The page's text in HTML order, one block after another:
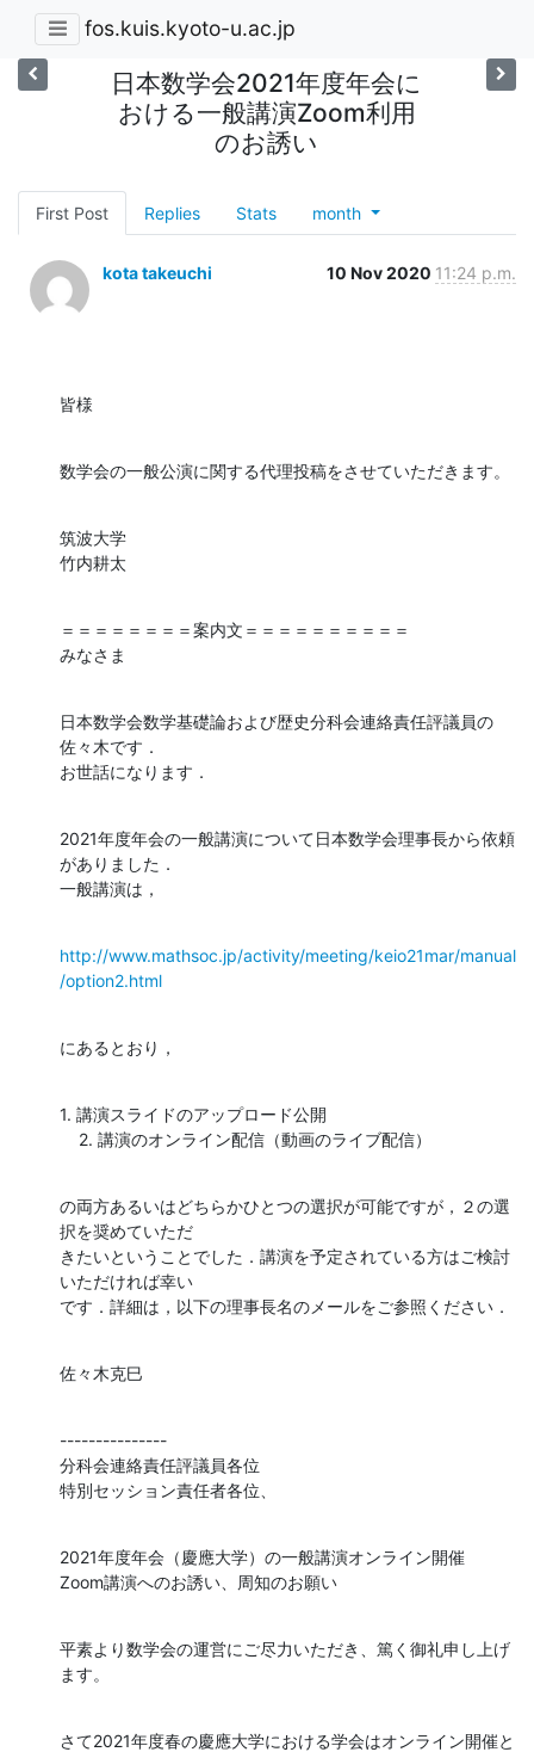
fos.kuis.kyoto-u.ac.jp
日本数学会2021年度年会に
おける一般講演Zoom利用
のお誘い
First Post Replies Stats month
kota takeuchi 10 Nov 2020 11:24 p.m.
皆様
数学会の一般公演に関する代理投稿をさせていただきます。
筑波大学
竹内耕太
＝＝＝＝＝＝＝＝案内文＝＝＝＝＝＝＝＝＝＝
みなさま
日本数学会数学基礎論および歴史分科会連絡責任評議員の
佐々木です．
お世話になります．
2021年度年会の一般講演について日本数学会理事長から依頼
がありました．
一般講演は，
http://www.mathsoc.jp/activity/meeting/keio21mar/manual
/option2.html
にあるとおり，
1. 講演スライドのアップロード公開
    2. 講演のオンライン配信（動画のライブ配信）
の両方あるいはどちらかひとつの選択が可能ですが，２の選
択を奨めていただ
きたいということでした．講演を予定されている方はご検討
いただければ幸い
です．詳細は，以下の理事長名のメールをご参照ください．
佐々木克巳
---------------
分科会連絡責任評議員各位
特別セッション責任者各位、
2021年度年会（慶應大学）の一般講演オンライン開催
Zoom講演へのお誘い、周知のお願い
平素より数学会の運営にご尽力いただき、篤く御礼申し上げ
ます。
さて2021年度春の慶應大学における学会はオンライン開催と